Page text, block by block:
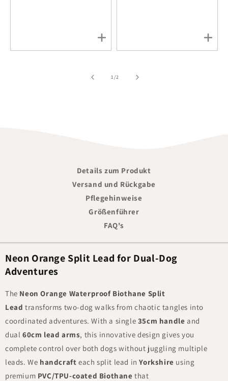
1/von
2
Details zum Produkt
Versand und Rückgabe
Pflegehinweise
Größenführer
FAQ's
Neon Orange Split Lead for Dual-Dog
Adventures
The Neon Orange Waterproof Biothane Split
Lead transforms two-dog walks from chaotic tangles into
coordinated adventures. With a single 35cm handle and
dual 60cm lead arms, this innovative design gives you
complete control over both dogs without juggling multiple
leads. We handcraft each split lead in Yorkshire using
premium PVC/TPU-coated Biothane that